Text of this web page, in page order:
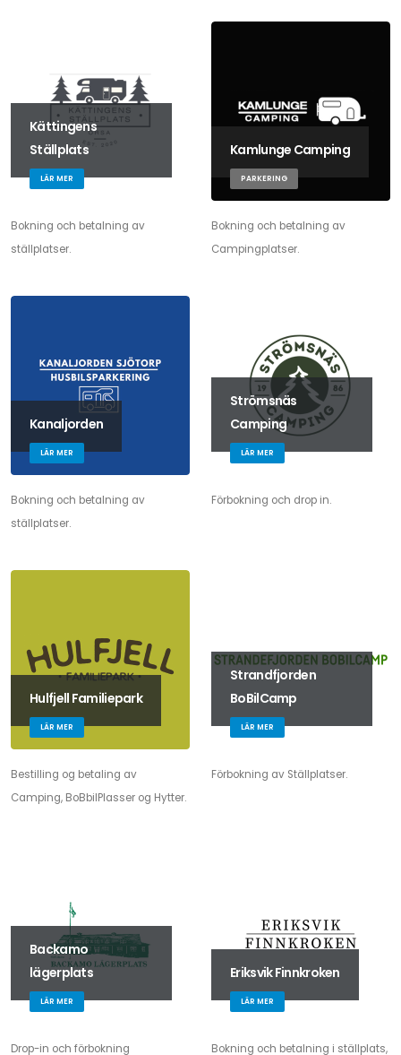
Kättingens
Ställplats
LÄR MER
Bokning och betalning av
ställplatser.
Kamlunge Camping
PARKERING
Bokning och betalning av
Campingplatser.
Kanaljorden
LÄR MER
Bokning och betalning av
ställplatser.
Strömsnäs
Camping
LÄR MER
Förbokning och drop in.
Hulfjell Familiepark
LÄR MER
Bestilling og betaling av
Camping, BoBbilPlasser og Hytter.
Strandfjorden
BoBilCamp
LÄR MER
Förbokning av Ställplatser.
Backamo
lägerplats
LÄR MER
Drop-in och förbokning
Eriksvik Finnkroken
LÄR MER
Bokning och betalning i ställplats,